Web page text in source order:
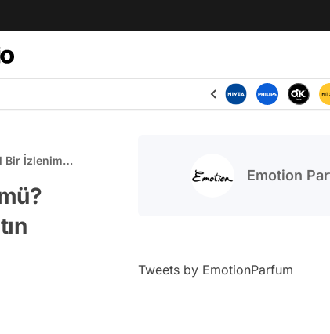
Bir İzlenim
Emotion
Tweets by EmotionParfum